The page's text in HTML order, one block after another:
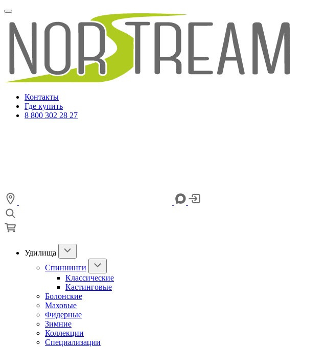
Контакты
Где купить
8 800 302 28 27
Удилища
Спиннинги
Классические
Кастинговые
Болонские
Маховые
Фидерные
Зимние
Коллекции
Специализации